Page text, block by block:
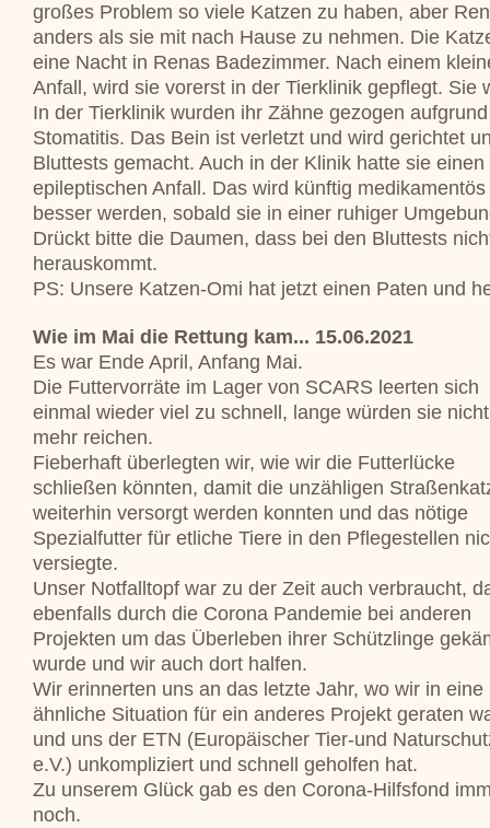
großes Problem so viele Katzen zu haben, aber
anders als sie mit nach Hause zu nehmen. Die
eine Nacht in Renas Badezimmer. Nach einem
Anfall, wird sie vorerst in der Tierklinik gepflegt. Sie
In der Tierklinik wurden ihr Zähne gezogen
Stomatitis. Das Bein ist verletzt und wird gerichtet
Bluttests gemacht. Auch in der Klinik hatte sie einen
epileptischen Anfall. Das wird künftig
besser werden, sobald sie in einer ruhiger
Drückt bitte die Daumen, dass bei den Bluttests
herauskommt.
PS: Unsere Katzen-Omi hat jetzt einen Paten und
Wie im Mai die Rettung kam... 15.06.2021
Es war Ende April, Anfang Mai.
Die Futtervorräte im Lager von SCARS leerten sich
einmal wieder viel zu schnell, lange würden sie nicht
mehr reichen.
Fieberhaft überlegten wir, wie wir die Futterlücke
schließen könnten, damit die unzähligen
weiterhin versorgt werden konnten und das nötige
Spezialfutter für etliche Tiere in den Pflegestellen
versiegte.
Unser Notfalltopf war zu der Zeit auch verbraucht,
ebenfalls durch die Corona Pandemie bei anderen
Projekten um das Überleben ihrer Schützlinge
wurde und wir auch dort halfen.
Wir erinnerten uns an das letzte Jahr, wo wir in eine
ähnliche Situation für ein anderes Projekt geraten
und uns der ETN (Europäischer Tier-und
e.V.) unkompliziert und schnell geholfen hat.
Zu unserem Glück gab es den Corona-Hilfsfond
noch.